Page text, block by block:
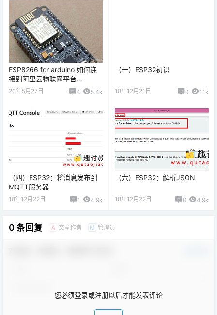
ESP8266 for arduino 如何连
接到阿里云物联网平台
（AliYun）
20年5月27日 4 5.4k
（一）ESP32初识
18年12月21日 0 1.1k
（四）ESP32：将消息发布到
MQTT服务器
18年12月22日 1 4.9k
（六）ESP32：解析JSON
18年12月22日 0 4.9k
0 条回复 A 文章作者 M 管理员
您必须登录或注册以后才能发表评论